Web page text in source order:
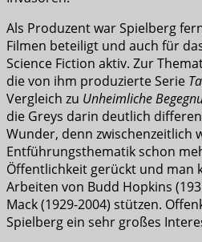
Als Produzent war Spielberg
Filmen beteiligt und auch für
Science Fiction aktiv. Zur
die von ihm produzierte Serie
Vergleich zu Unheimliche
die Greys darin deutlich
Wunder, denn zwischenzeitlich
Entführungsthematik schon
Öffentlichkeit gerückt und man
Arbeiten von Budd Hopkins
Mack (1929-2004) stützen.
Spielberg ein sehr großes